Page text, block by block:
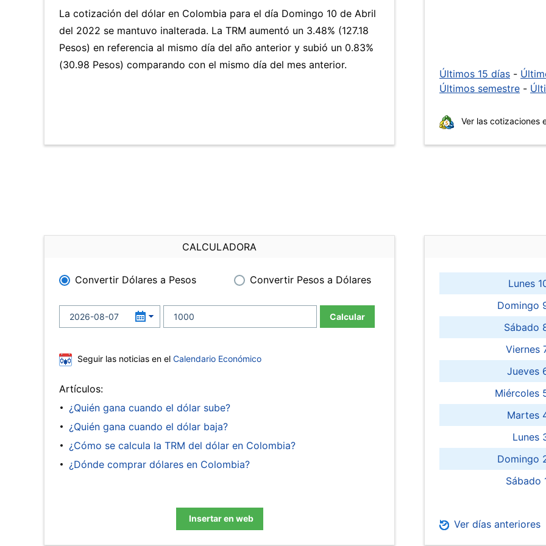
La cotización del dólar en Colombia para el día Domingo 10 de Abril
del 2022 se mantuvo inalterada. La TRM aumentó un 3.48% (127.18
Pesos) en referencia al mismo día del año anterior y subió un 0.83%
(30.98 Pesos) comparando con el mismo día del mes anterior.
Últimos 15 días -
Últimos semestre -
Ver las cotizaciones
CALCULADORA
Convertir Dólares a Pesos Convertir Pesos a Dólares
Calcular
Seguir las noticias en el Calendario Económico
Artículos:
¿Quién gana cuando el dólar sube?
¿Quién gana cuando el dólar baja?
¿Cómo se calcula la TRM del dólar en Colombia?
¿Dónde comprar dólares en Colombia?
Insertar en web
Lunes
Domingo
Sábado
Viernes
Jueves
Miércoles
Martes
Lunes
Domingo
Sábado
Ver días anteriores